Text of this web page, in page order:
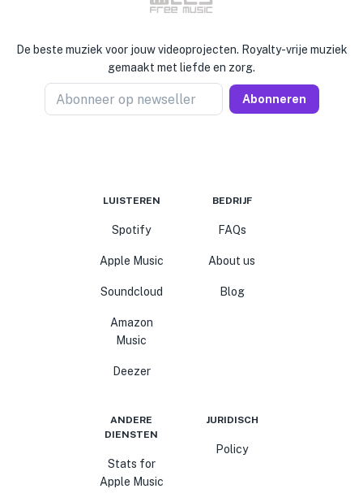
De beste muziek voor jouw videoprojecten. Royalty-vrije muziek
gemaakt met liefde en zorg.
Abonneer op newseller Abonneren
LUISTEREN
Spotify
Apple Music
Soundcloud
Amazon
Music
Deezer
BEDRIJF
FAQs
About us
Blog
ANDERE
DIENSTEN
Stats for
Apple Music
JURIDISCH
Policy